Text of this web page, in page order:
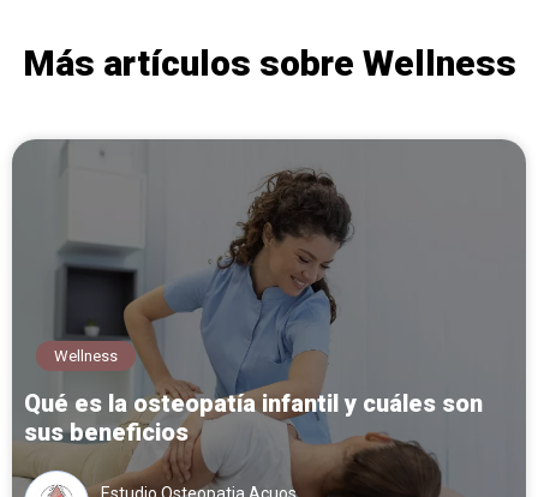
Más artículos sobre Wellness
Wellness
Qué es la osteopatía infantil y cuáles son
sus beneficios
Estudio Osteopatia Acuos